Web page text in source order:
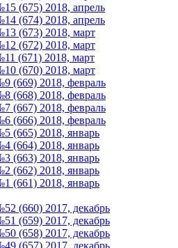
(675) 2018, апрель
(674) 2018, апрель
(673) 2018, март
(672) 2018, март
(671) 2018, март
(670) 2018, март
(669) 2018, февраль
(668) 2018, февраль
(667) 2018, февраль
(666) 2018, февраль
(665) 2018, январь
(664) 2018, январь
(663) 2018, январь
(662) 2018, январь
(661) 2018, январь
(660) 2017, декабрь
(659) 2017, декабрь
(658) 2017, декабрь
(657) 2017, декабрь